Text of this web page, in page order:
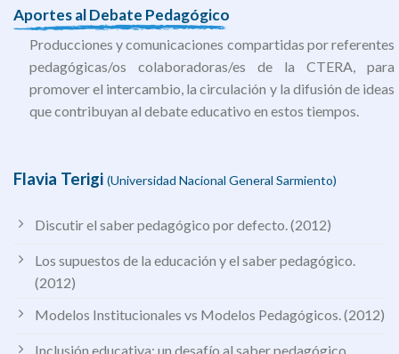
Aportes al Debate Pedagógico
Producciones y comunicaciones compartidas por referentes
pedagógicas/os colaboradoras/es de la CTERA, para
promover el intercambio, la circulación y la difusión de ideas
que contribuyan al debate educativo en estos tiempos.
Flavia Terigi (Universidad Nacional General Sarmiento)
Discutir el saber pedagógico por defecto. (2012)
Los supuestos de la educación y el saber pedagógico.
(2012)
Modelos Institucionales vs Modelos Pedagógicos. (2012)
Inclusión educativa: un desafío al saber pedagógico.